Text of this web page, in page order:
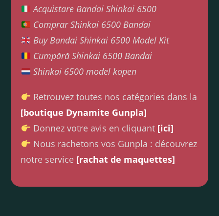
Acquistare Bandai Shinkai 6500
Comprar Shinkai 6500 Bandai
Buy Bandai Shinkai 6500 Model Kit
Cumpără Shinkai 6500 Bandai
Shinkai 6500 model kopen
Retrouvez toutes nos catégories dans la
[boutique Dynamite Gunpla]
Donnez votre avis en cliquant [ici]
Nous rachetons vos Gunpla : découvrez
notre service [rachat de maquettes]